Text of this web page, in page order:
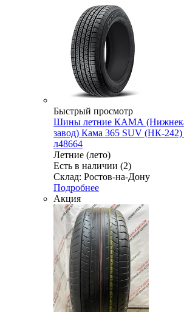
Быстрый просмотр
Шины летние КАМА
завод) Кама 365 SUV (НК-242)
л48664
Летние (лето)
Есть в наличии (2)
Склад: Ростов-на-Дону
Подробнее
Акция